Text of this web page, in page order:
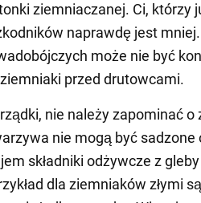
ziemniaczanej. Ci, którzy
naprawdę jest
może nie być
przed drutowcami.
nie należy zapominać o
nie mogą być sadzone
składniki odżywcze z gleby
dla ziemniaków złymi